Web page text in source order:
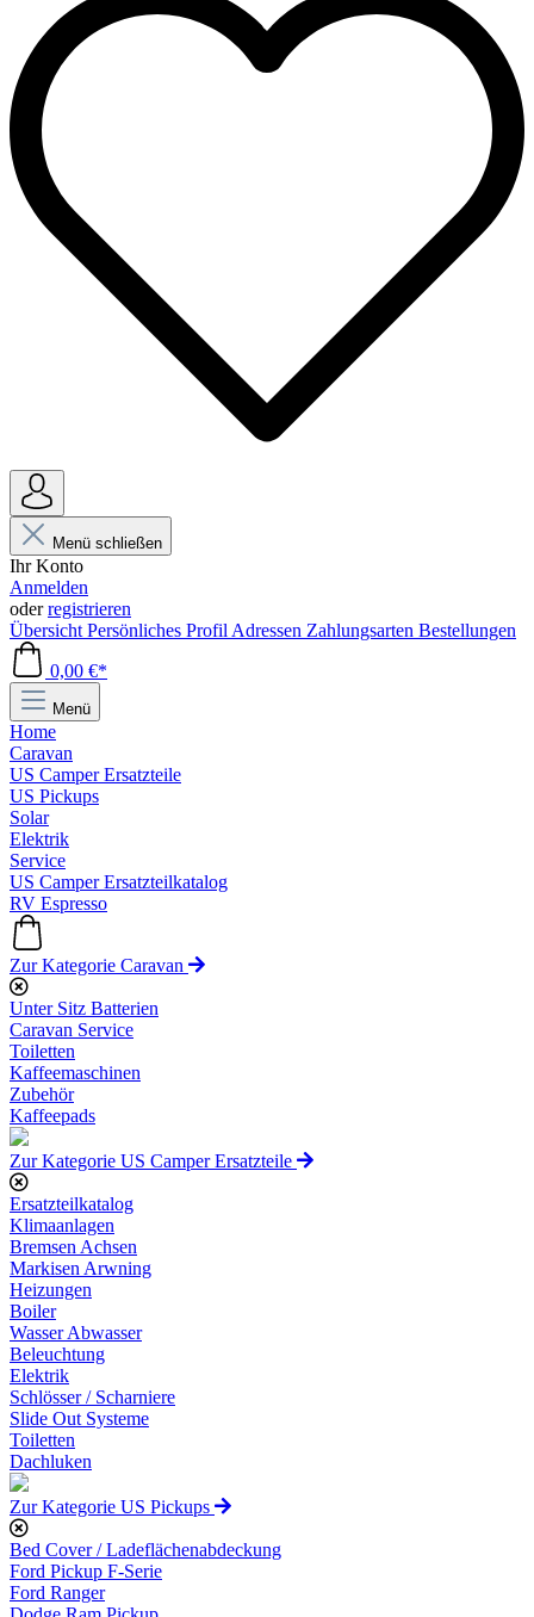
Menü schließen
Ihr Konto
Anmelden
oderregistrieren
Übersicht Persönliches Profil Adressen Zahlungsarten Bestellungen
0,00 €*
Menü
Home
Caravan
US Camper Ersatzteile
US Pickups
Solar
Elektrik
Service
US Camper Ersatzteilkatalog
RV Espresso
Zur Kategorie Caravan
Unter Sitz Batterien
Caravan Service
Toiletten
Kaffeemaschinen
Zubehör
Kaffeepads
Zur Kategorie US Camper Ersatzteile
Ersatzteilkatalog
Klimaanlagen
Bremsen Achsen
Markisen Arwning
Heizungen
Boiler
Wasser Abwasser
Beleuchtung
Elektrik
Schlösser / Scharniere
Slide Out Systeme
Toiletten
Dachluken
Zur Kategorie US Pickups
Bed Cover / Ladeflächenabdeckung
Ford Pickup F-Serie
Ford Ranger